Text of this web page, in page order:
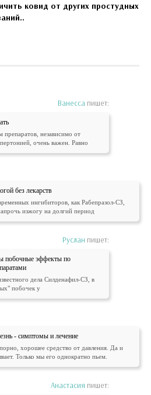
ковид от других простудных
Ванесса пишет:
препаратов, независимо от
очень важен. Равно
без лекарств
ингибиторов, как Рабепразол-СЗ,
изжогу на долгий период
Руслан пишет:
побочные эффекты по
дела Силденафил-СЗ, в
побочек у
- симптомы и лечение
хорошее средство от давления. Да и
Только мы его однократно пьем.
Анастасия пишет: